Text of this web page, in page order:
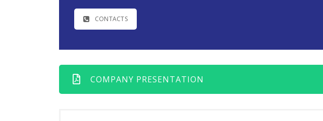
CONTACTS
COMPANY PRESENTATION